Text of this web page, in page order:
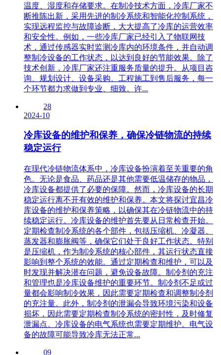
温度、湿度和存储要求。在制冷技术方面，冷库厂家不
断推陈出新，采用先进的制冷系统和智能化控制系统，
实现远程监控与故障诊断，大大提高了冷库的运营效率
和安全性。例如，一些冷库厂家已经引入了物联网技
术，通过传感器实时监测冷库内的环境条件，并自动调
整制冷设备的工作状态，以达到良好的节能效果。除了
技术创新，冷库厂家还注重服务质量的提升。从项目咨
询、规划设计、设备采购、工程施工到售后服务，每一
个环节都力求做到专业、细致。许...
28
2024-10
冷库设备的维护和保养，确保冷链物流的持续
稳定运行
在现代冷链物流体系中，冷库设备扮演着至关重要的角
色。无论是食品、药品还是其他需要低温储存的物品，
冷库设备都提供了必要的保障。然而，冷库设备的长期
稳定运行离不开有效的维护和保养。本文将探讨宜昌冷
库设备的维护和保养策略，以确保其在冷链物流中的持
续稳定运行。冷库设备的维护首先要从日常检查开始。
定期检查制冷系统的各个部件，包括压缩机、冷凝器、
蒸发器和膨胀阀等，确保它们处于良好工作状态。特别
是压缩机，作为制冷系统的核心部件，其运行状态直接
影响到整个系统的效能。通过定期检查和维护，可以及
时发现并解决潜在问题，避免设备故障。制冷剂的充注
和管理也是冷库设备维护的重要环节。制冷剂不足或过
量都会影响制冷效果，因此需要定期检查和调整制冷剂
的充注量。此外，制冷剂的泄漏会导致环境污染和设备
损坏，因此需要定期检查制冷系统的密封性，及时修复
泄漏点。冷库设备的电气系统也需要定期维护。电气设
备的故障可能导致冷库无法正常...
09